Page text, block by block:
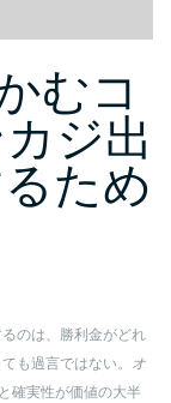
むコ
ジ出
ため
のは、勝利金がどれ
も過言ではない。 オ
確実性が価値の大半